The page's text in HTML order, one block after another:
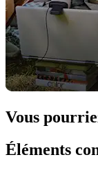
Vous
Éléments